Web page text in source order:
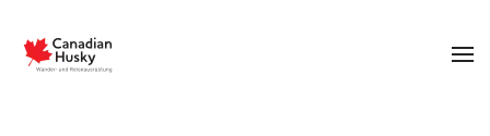
Zum Hauptinhalt springen